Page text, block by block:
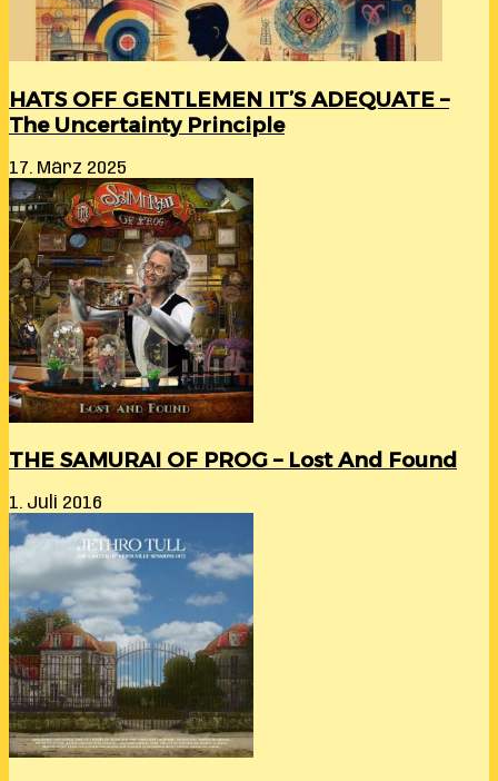
HATS OFF GENTLEMEN IT’S ADEQUATE –
The Uncertainty Principle
17. März 2025
THE SAMURAI OF PROG – Lost And Found
1. Juli 2016